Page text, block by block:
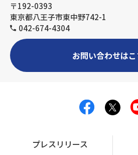
〒192-0393
東京都八王子市東中野742-1
042-674-4304
お問い合わせは
プレスリリース